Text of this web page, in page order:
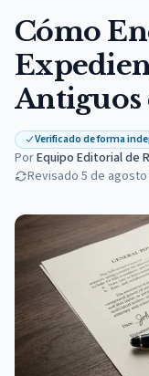
Cómo
Antiguos
Verificado de forma
PorEquipo Editorial de
Revisado 5 de